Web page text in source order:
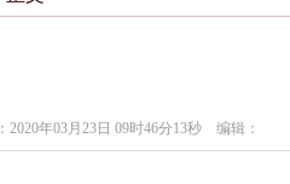
年03月23日 09时46分13秒 编辑：